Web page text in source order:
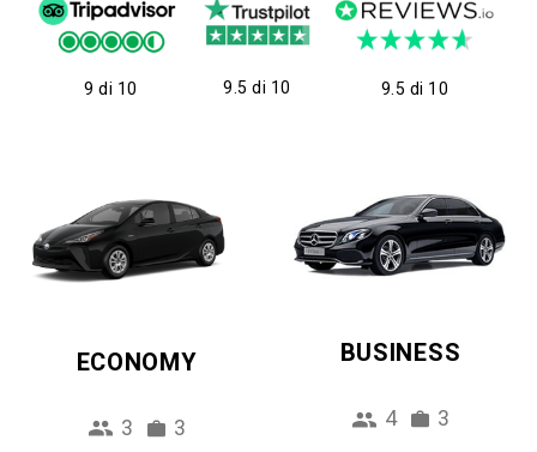
9 di 10 9.5 di 10 9.5 di 10
ECONOMY
3 3
BUSINESS
4 3